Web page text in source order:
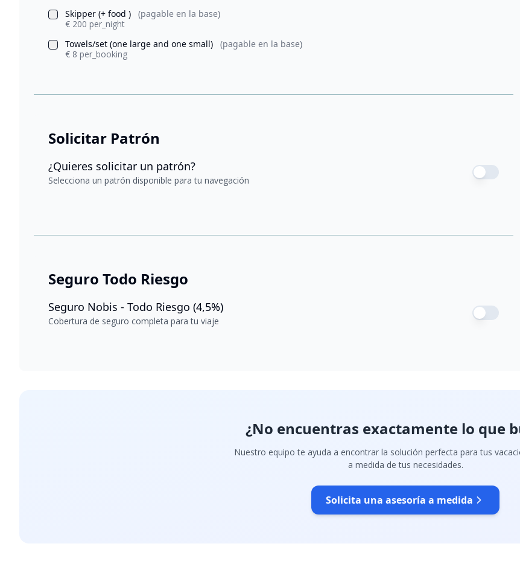
Skipper (+ food )
(pagable en la base)
€ 200 per_night
Towels/set (one large and one small)
(pagable en la base)
€ 8 per_booking
Solicitar Patrón
¿Quieres solicitar un patrón?
Selecciona un patrón disponible para tu navegación
Seguro Todo Riesgo
Seguro Nobis - Todo Riesgo (4,5%)
Cobertura de seguro completa para tu viaje
¿No encuentras exactamente lo que
Nuestro equipo te ayuda a encontrar la solución perfecta para tus
a medida de tus necesidades.
Solicita una asesoría a medida